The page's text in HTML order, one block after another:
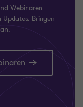
Webinaren
Bringen